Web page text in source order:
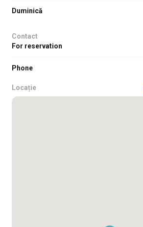
Duminică
Contact
For reservation
Phone
Locație